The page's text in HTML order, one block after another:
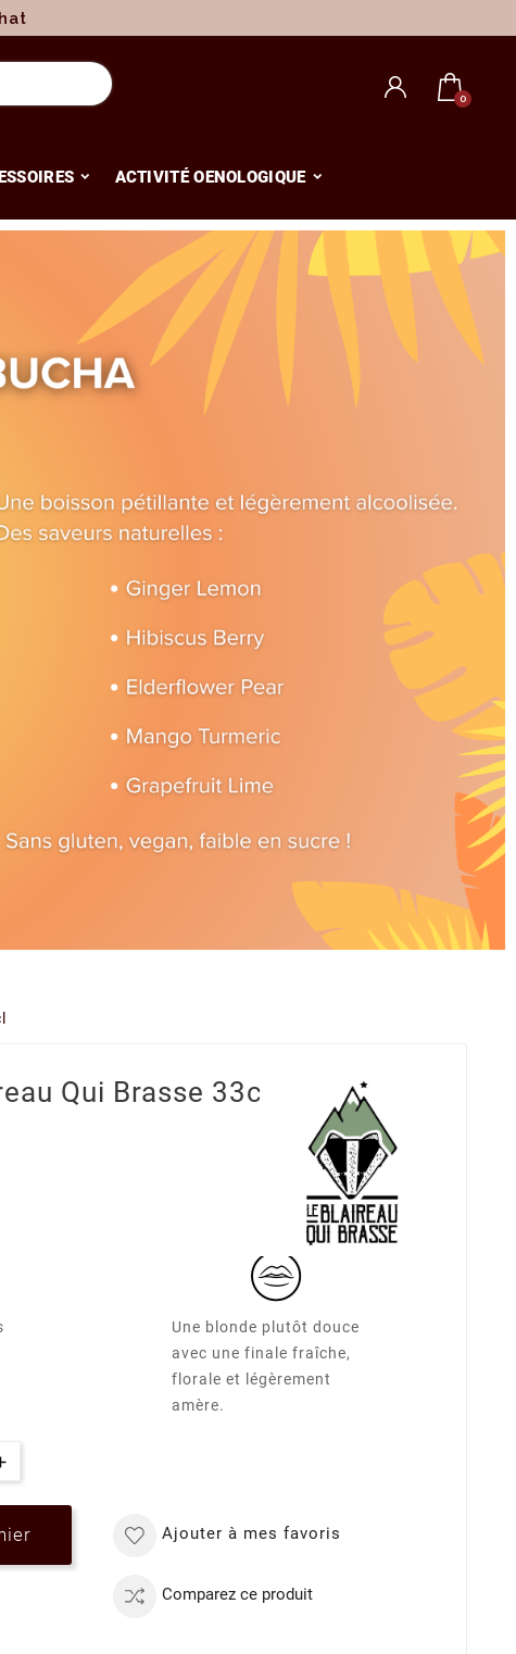
ACTIVITÉ OENOLOGIQUE
Qui Brasse 33cl
Une blonde plutôt douce
avec une finale fraîche,
florale et légèrement
amère.
Ajouter à mes favoris
Comparez ce produit